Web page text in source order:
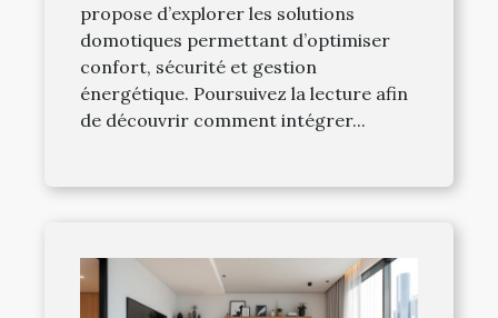
propose d’explorer les solutions
domotiques permettant d’optimiser
confort, sécurité et gestion
énergétique. Poursuivez la lecture afin
de découvrir comment intégrer...